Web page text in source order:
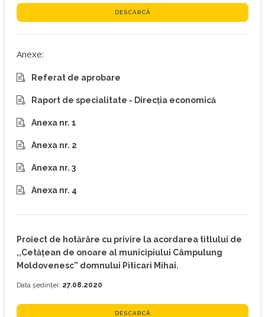
DESCARCĂ
Anexe:
Referat de aprobare
Raport de specialitate - Direcția economică
Anexa nr. 1
Anexa nr. 2
Anexa nr. 3
Anexa nr. 4
Proiect de hotărâre cu privire la acordarea titlului de
,,Cetățean de onoare al municipiului Câmpulung
Moldovenesc” domnului Piticari Mihai.
Data ședinței: 27.08.2020
DESCARCĂ